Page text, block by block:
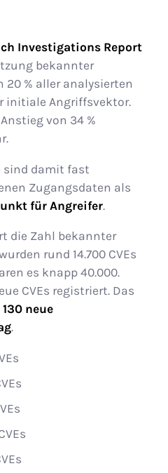
Investigations Report
bekannter
% aller analysierten
initiale Angriffsvektor.
von 34 %
sind damit fast
Zugangsdaten als
für Angreifer.
die Zahl bekannter
rund 14.700 CVEs
es knapp 40.000.
CVEs registriert. Das
neue
.